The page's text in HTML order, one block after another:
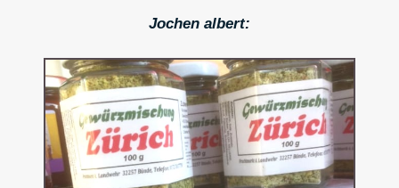
Jochen albert: